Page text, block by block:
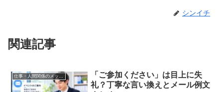
シンイチ
関連記事
「ご参加ください」は目上に失
礼？丁寧な言い換えとメール例文